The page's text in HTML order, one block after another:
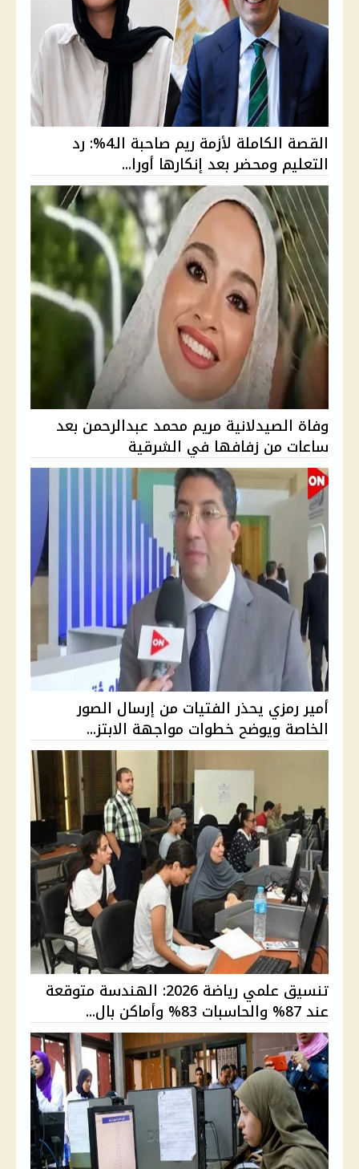
القصة الكاملة لأزمة ريم صاحبة الـ4%: رد
التعليم ومحضر بعد إنكارها أورا...
وفاة الصيدلانية مريم محمد عبدالرحمن بعد
ساعات من زفافها في الشرقية
أمير رمزي يحذر الفتيات من إرسال الصور
الخاصة ويوضح خطوات مواجهة الابتز...
تنسيق علمي رياضة 2026: الهندسة متوقعة
عند 87% والحاسبات 83% وأماكن بال...